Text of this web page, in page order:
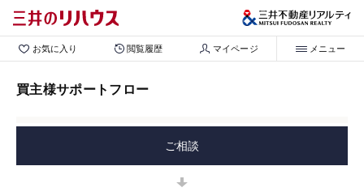
お気に入り 閲覧履歴 マイページ メニュー
買主様サポートフロー
ご相談